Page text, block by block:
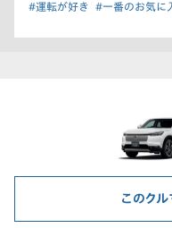
#運転が好き #一番のお気に
このク